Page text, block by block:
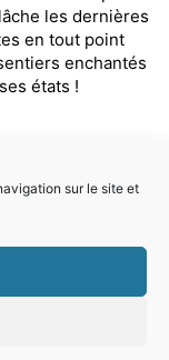
les dernières
en tout point
enchantés
états !
sur le site et